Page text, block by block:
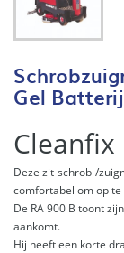
Gel
Cleanfix
Deze zit-schrob-/
comfortabel om op te
De RA 900 B toont
aankomt.
Hij heeft een korte